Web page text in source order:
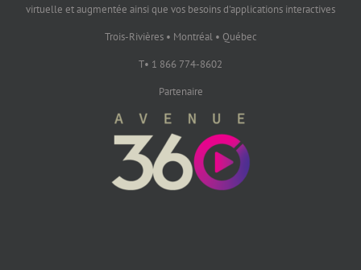
virtuelle et augmentée ainsi que vos besoins d'applications interactives
Trois-Rivières • Montréal • Québec
T• 1 866 774-8602
Partenaire